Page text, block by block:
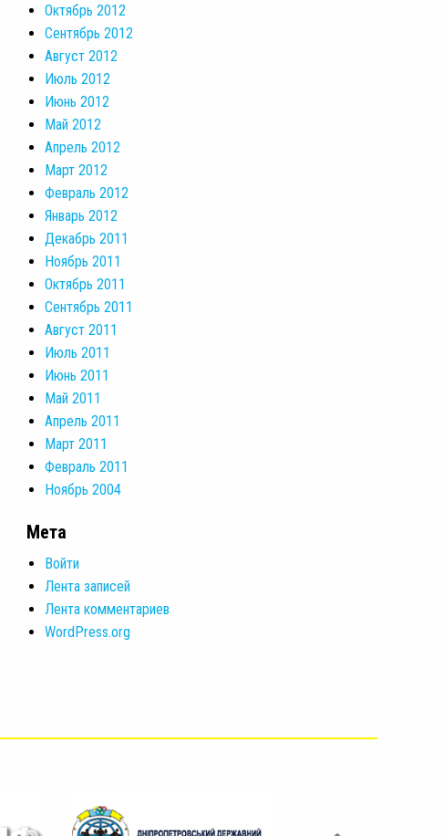
Октябрь 2012
Сентябрь 2012
Август 2012
Июль 2012
Июнь 2012
Май 2012
Апрель 2012
Март 2012
Февраль 2012
Январь 2012
Декабрь 2011
Ноябрь 2011
Октябрь 2011
Сентябрь 2011
Август 2011
Июль 2011
Июнь 2011
Май 2011
Апрель 2011
Март 2011
Февраль 2011
Ноябрь 2004
Мета
Войти
Лента записей
Лента комментариев
WordPress.org